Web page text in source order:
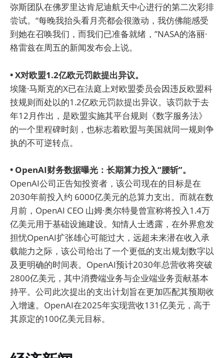
弥斯团队在佛罗里达肯尼迪航天中心进行的第二次彩排
尝试。“每晚我抬头看月亮都会很激动，我仿佛能感受
到她在召唤我们，而我们已准备就绪，”NASA的洛丽·
格雷兹在周五的新闻发布会上说。
• X对欧盟1.2亿欧元罚款提出异议。
埃隆·马斯克的X已在法庭上对欧盟委员会因违反欧盟科
技规则而处以的1.2亿欧元罚款提出异议。该罚款于去
年12月作出，是欧盟实施其平台规则《数字服务法》
的一个里程碑时刻，也标志着欧盟与美国就同一规则争
执的不可逆转点。
• OpenAI财务数据曝光：长期算力投入“腰斩”。
OpenAI公司正告知投资者，该公司现在的目标是在
2030年前投入约 6000亿美元的总算力支出。而就在数
月前，OpenAI CEO 山姆·奥尔特曼曾宣称将投入1.4万
亿美元用于基础设施建设。知情人士透露，在外界愈发
担忧OpenAI扩张雄心可能过大，远超未来潜在收入承
载能力之际，该公司给出了一个更低的支出规划数字以
及更明确的时间表。OpenAI预计2030年总营收将突破
2800亿美元，其中消费端业务与企业端业务贡献基本
持平。公司此次提出的支出计划旨在更加匹配其预期收
入增速。OpenAI在2025年实现营收131亿美元，高于
其原定的100亿美元目标。